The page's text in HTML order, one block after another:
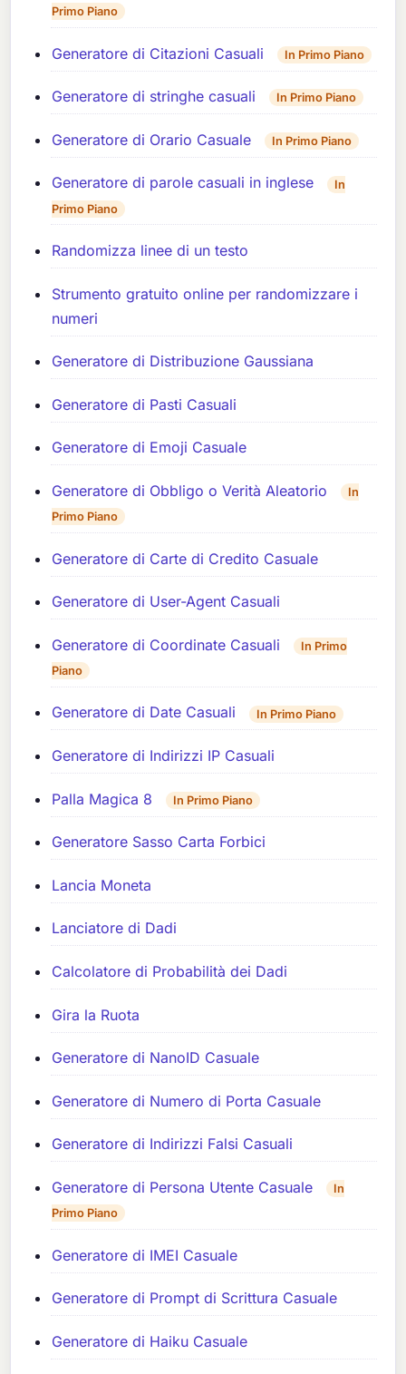
Primo Piano
Generatore di Citazioni Casuali In Primo Piano
Generatore di stringhe casuali In Primo Piano
Generatore di Orario Casuale In Primo Piano
Generatore di parole casuali in inglese
In
Primo Piano
Randomizza linee di un testo
Strumento gratuito online per randomizzare i
numeri
Generatore di Distribuzione Gaussiana
Generatore di Pasti Casuali
Generatore di Emoji Casuale
Generatore di Obbligo o Verità Aleatorio
In
Primo Piano
Generatore di Carte di Credito Casuale
Generatore di User-Agent Casuali
Generatore di Coordinate Casuali
In Primo
Piano
Generatore di Date Casuali In Primo Piano
Generatore di Indirizzi IP Casuali
Palla Magica 8 In Primo Piano
Generatore Sasso Carta Forbici
Lancia Moneta
Lanciatore di Dadi
Calcolatore di Probabilità dei Dadi
Gira la Ruota
Generatore di NanoID Casuale
Generatore di Numero di Porta Casuale
Generatore di Indirizzi Falsi Casuali
Generatore di Persona Utente Casuale
In
Primo Piano
Generatore di IMEI Casuale
Generatore di Prompt di Scrittura Casuale
Generatore di Haiku Casuale